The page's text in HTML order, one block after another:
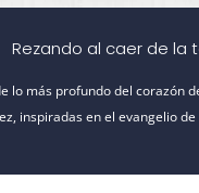
Rezando al caer de la
lo más profundo del corazón
inspiradas en el evangelio